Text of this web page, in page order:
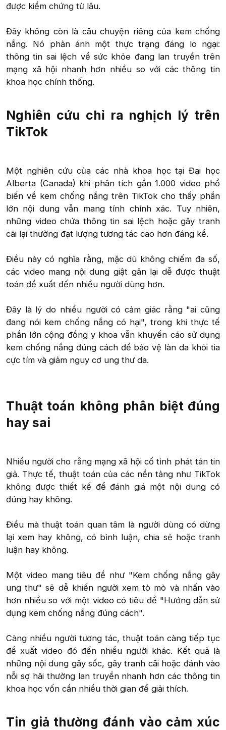
được kiểm chứng từ lâu.
Đây không còn là câu chuyện riêng của kem chống
nắng. Nó phản ánh một thực trạng đáng lo ngại:
thông tin sai lệch về sức khỏe đang lan truyền trên
mạng xã hội nhanh hơn nhiều so với các thông tin
khoa học chính thống.​
Nghiên cứu chỉ ra nghịch lý trên
TikTok​
Một nghiên cứu của các nhà khoa học tại Đại học
Alberta (Canada) khi phân tích gần 1.000 video phổ
biến về kem chống nắng trên TikTok cho thấy phần
lớn nội dung vẫn mang tính chính xác. Tuy nhiên,
những video chứa thông tin sai lệch hoặc gây tranh
cãi lại thường đạt lượng tương tác cao hơn đáng kể.
Điều này có nghĩa rằng, mặc dù không chiếm đa số,
các video mang nội dung giật gân lại dễ được thuật
toán đề xuất đến nhiều người dùng hơn.
Đây là lý do nhiều người có cảm giác rằng "ai cũng
đang nói kem chống nắng có hại", trong khi thực tế
phần lớn cộng đồng y khoa vẫn khuyến cáo sử dụng
kem chống nắng đúng cách để bảo vệ làn da khỏi tia
cực tím và giảm nguy cơ ung thư da.
Thuật toán không phân biệt đúng
hay sai​
Nhiều người cho rằng mạng xã hội cố tình phát tán tin
giả. Thực tế, thuật toán của các nền tảng như TikTok
không được thiết kế để đánh giá một nội dung có
đúng hay không.
Điều mà thuật toán quan tâm là người dùng có dừng
lại xem hay không, có bình luận, chia sẻ hoặc tranh
luận hay không.
Một video mang tiêu đề như "Kem chống nắng gây
ung thư" sẽ dễ khiến người xem tò mò và nhấn vào
hơn nhiều so với một video có tiêu đề "Hướng dẫn sử
dụng kem chống nắng đúng cách".
Càng nhiều người tương tác, thuật toán càng tiếp tục
đề xuất video đó đến nhiều người khác. Kết quả là
những nội dung gây sốc, gây tranh cãi hoặc đánh vào
nỗi sợ hãi thường lan truyền nhanh hơn các thông tin
khoa học vốn cần nhiều thời gian để giải thích.​
Tin giả thường đánh vào cảm xúc